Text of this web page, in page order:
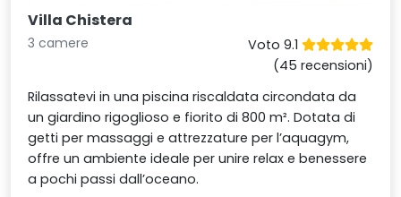
Villa Chistera
3 camere
Voto 9.1
(45 recensioni)
Rilassatevi in una piscina riscaldata circondata da
un giardino rigoglioso e fiorito di 800 m². Dotata di
getti per massaggi e attrezzature per l’aquagym,
offre un ambiente ideale per unire relax e benessere
a pochi passi dall’oceano.